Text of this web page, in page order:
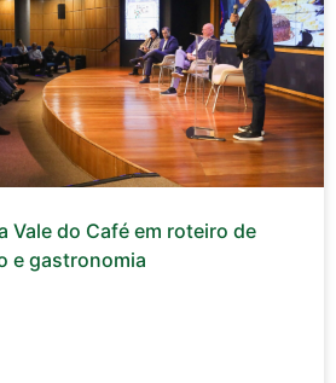
Vale do Café em roteiro de
e gastronomia